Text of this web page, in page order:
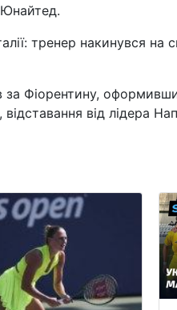
Юнайтед.
тренер накинувся на
за Фіорентину,
від лідера